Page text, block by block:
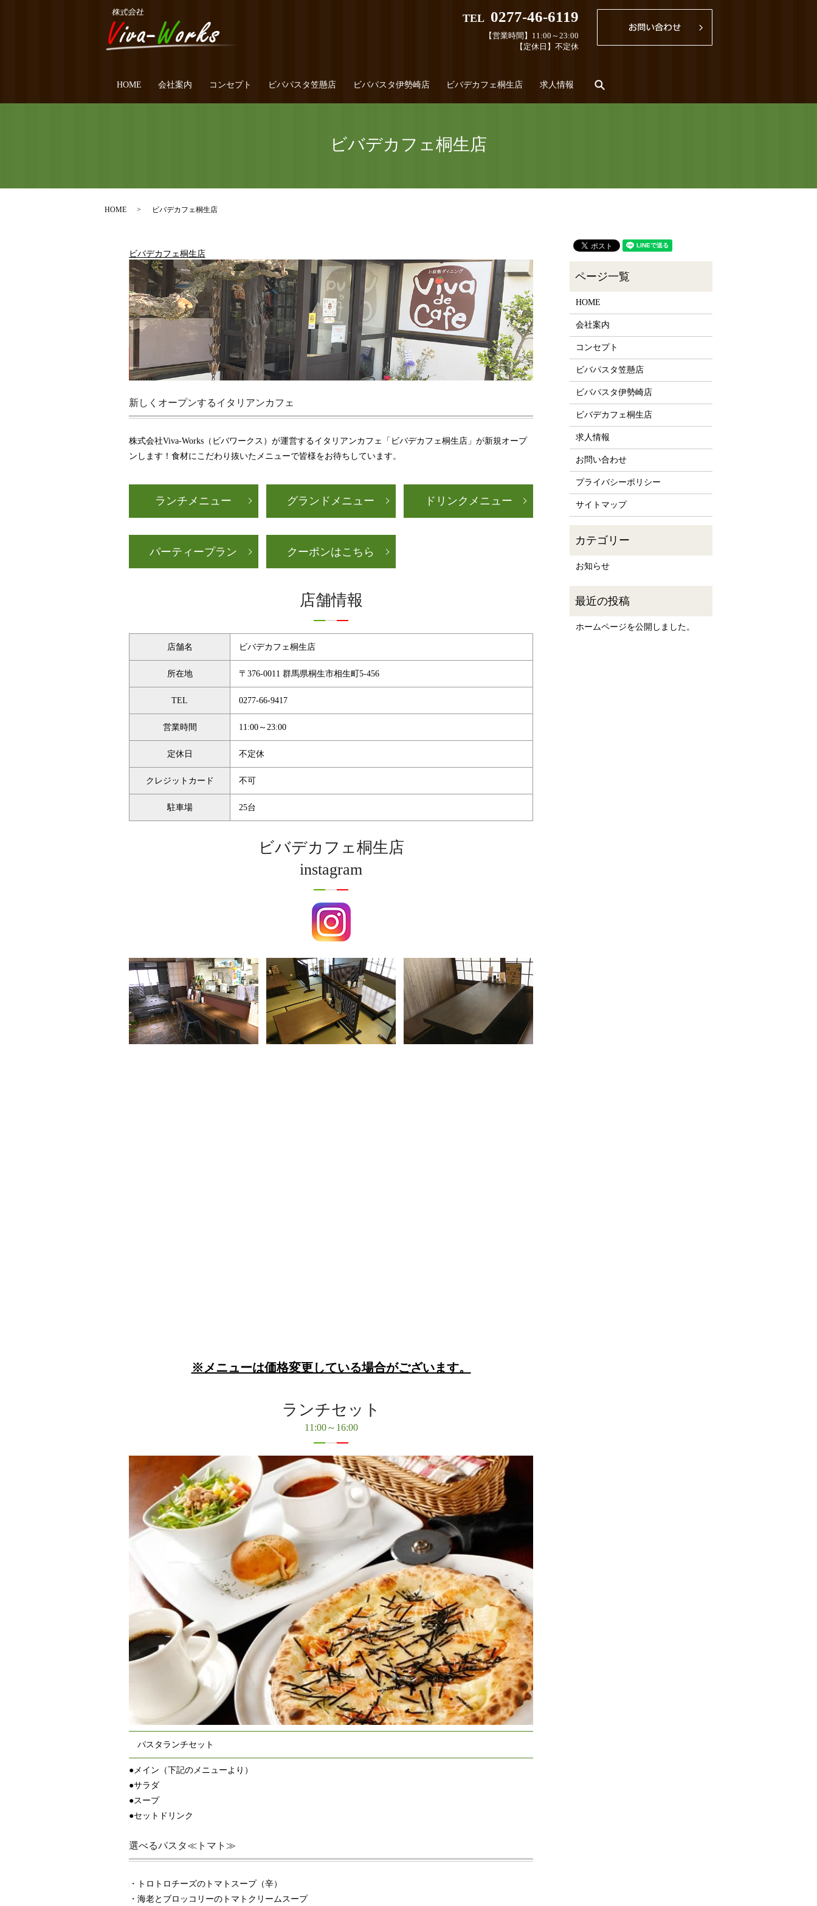
TEL 0277-46-6119
【営業時間】11:00～23:00
【定休日】不定休
HOME 会社案内 コンセプト ビバパスタ笠懸店 ビバパスタ伊勢崎店 ビバデカフェ桐生店 求人情報
ビバデカフェ桐生店
HOME ビバデカフェ桐生店
ビバデカフェ桐生店
新しくオープンするイタリアンカフェ
株式会社Viva-Works（ビバワークス）が運営するイタリアンカフェ「ビバデカフェ桐生店」が新規オープ
ンします！食材にこだわり抜いたメニューで皆様をお待ちしています。
ランチメニュー グランドメニュー ドリンクメニュー
パーティープラン クーポンはこちら
店舗情報
店舗名 ビバデカフェ桐生店
所在地 〒376-0011 群馬県桐生市相生町5-456
TEL 0277-66-9417
営業時間 11:00～23:00
定休日 不定休
クレジットカード 不可
駐車場 25台
ビバデカフェ桐生店
instagram
※メニューは価格変更している場合がございます。
ランチセット
11:00～16:00
パスタランチセット
●メイン（下記のメニューより）
●サラダ
●スープ
●セットドリンク
選べるパスタ≪トマト≫
・トロトロチーズのトマトスープ（辛）
・海老とブロッコリーのトマトクリームスープ
HOME
会社案内
コンセプト
ビバパスタ笠懸店
ビバパスタ伊勢崎店
ビバデカフェ桐生店
求人情報
お問い合わせ
プライバシーポリシー
サイトマップ
お知らせ
ホームページを公開しました。